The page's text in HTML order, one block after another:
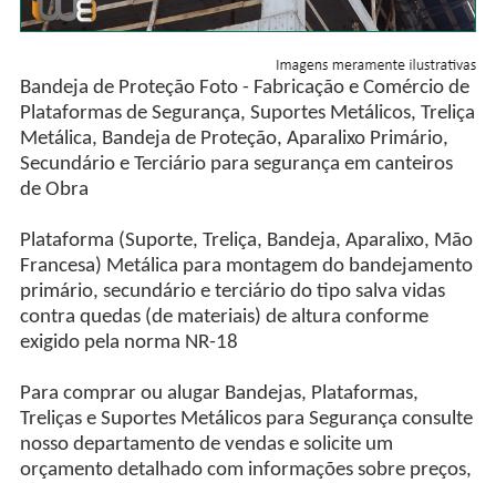
Bandeja de Proteção Foto - Fabricação e Comércio de
Plataformas de Segurança, Suportes Metálicos, Treliça
Metálica, Bandeja de Proteção, Aparalixo Primário,
Secundário e Terciário para segurança em canteiros
de Obra
Plataforma (Suporte, Treliça, Bandeja, Aparalixo, Mão
Francesa) Metálica para montagem do bandejamento
primário, secundário e terciário do tipo salva vidas
contra quedas (de materiais) de altura conforme
exigido pela norma NR-18
Para comprar ou alugar Bandejas, Plataformas,
Treliças e Suportes Metálicos para Segurança consulte
nosso departamento de vendas e solicite um
orçamento detalhado com informações sobre preços,